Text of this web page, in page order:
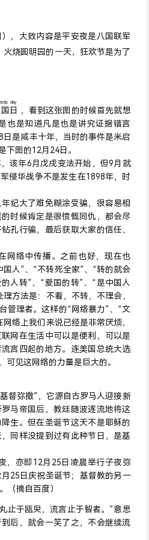
，大致内容是平安夜是八国联军
烧圆明园的一天，狂欢节是为了
日
day
，看到这张图的时候首先就想
也是知道凡是也是讲究证据错言
是咸丰十年，当时的事件是米启
下图的12月24日。
该年6月戊戌变法开始，但9月就
侵华战争不是发生在1898年，时
纪大了难免糊涂受骗，很容易相
时候肯定是很愤慨同仇，都会尽
孔行骗，最后获取大家的信任，
络中传播。之前也好，现在也
人”、“不转死全家”、“转的就会
人转”、“爱国的转”、“是中国人
方法是：不看，不转，不理会，
管理者。这样的“网络暴力”、“文
络上我们来说已经是非常厌烦，
网在生活中可以是便利，可以是
言四起的地方。连美国总统大选
见这网络的力量是巨大的。
弥撒”，它源自古罗马人迎接新
马帝国后，教廷随波逐流地将这
生。但在圣诞节这天不是耶稣的
同样没提到过有此种节日，是基
，亦即12月25日凌晨举行子夜弥
25日庆祝圣诞节；基督教的另一
摘自百度）
于瓯臾，流言止于智者。”意思
后，就会一笑了之，不会继续流